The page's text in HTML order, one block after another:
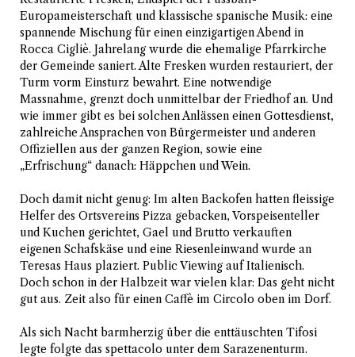
Europameisterschaft und klassische spanische Musik: eine
spannende Mischung für einen einzigartigen Abend in
Rocca Cigliè. Jahrelang wurde die ehemalige Pfarrkirche
der Gemeinde saniert. Alte Fresken wurden restauriert, der
Turm vorm Einsturz bewahrt. Eine notwendige
Massnahme, grenzt doch unmittelbar der Friedhof an. Und
wie immer gibt es bei solchen Anlässen einen Gottesdienst,
zahlreiche Ansprachen von Bürgermeister und anderen
Offiziellen aus der ganzen Region, sowie eine
„Erfrischung“ danach: Häppchen und Wein.
Doch damit nicht genug: Im alten Backofen hatten fleissige
Helfer des Ortsvereins Pizza gebacken, Vorspeisenteller
und Kuchen gerichtet, Gael und Brutto verkauften
eigenen Schafskäse und eine Riesenleinwand wurde an
Teresas Haus plaziert. Public Viewing auf Italienisch.
Doch schon in der Halbzeit war vielen klar: Das geht nicht
gut aus. Zeit also für einen Caffè im Circolo oben im Dorf.
Als sich Nacht barmherzig über die enttäuschten Tifosi
legte folgte das spettacolo unter dem Sarazenenturm.